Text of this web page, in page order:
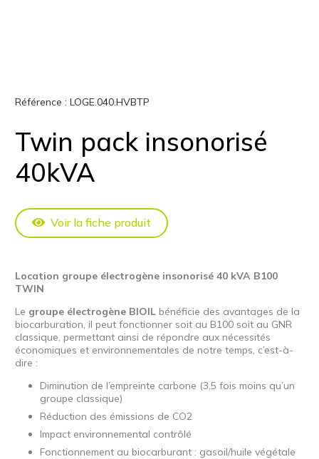
Référence : LOGE.040.HVBTP
Twin pack insonorisé
40kVA
Voir la fiche produit
Location groupe électrogène insonorisé 40 kVA B100
TWIN
Le groupe électrogène BIOIL bénéficie des avantages de la
biocarburation, il peut fonctionner soit au B100 soit au GNR
classique, permettant ainsi de répondre aux nécessités
économiques et environnementales de notre temps, c’est-à-
dire :
Diminution de l’empreinte carbone (3,5 fois moins qu’un
groupe classique)
Réduction des émissions de CO2
Impact environnemental contrôlé
Fonctionnement au biocarburant : gasoil/huile végétale